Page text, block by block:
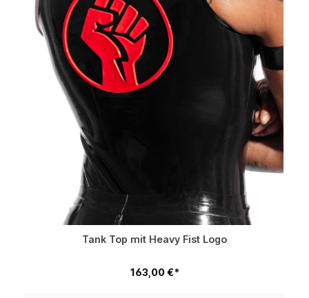
Tank Top mit Heavy Fist Logo
163,00 €*